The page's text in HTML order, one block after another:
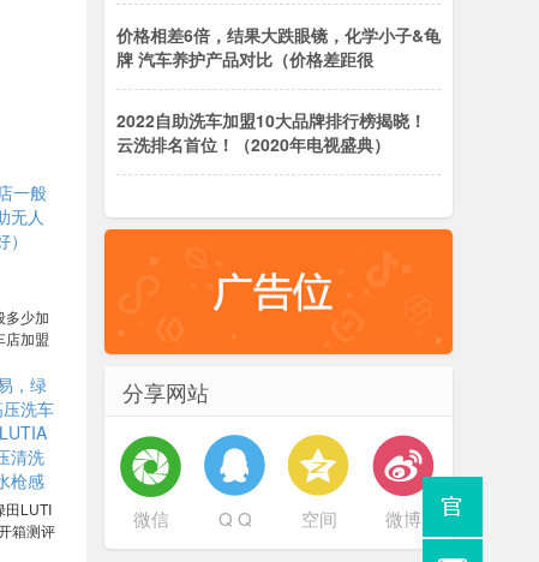
多少加
店加盟
田LUTI
箱测评
价格相差6倍，结果大跌眼镜，化学小子&龟
牌 汽车养护产品对比（价格差距很
2022自助洗车加盟10大品牌排行榜揭晓！
云洗排名首位！（2020年电视盛典）
分享网站
微信 Q Q 空间 微博